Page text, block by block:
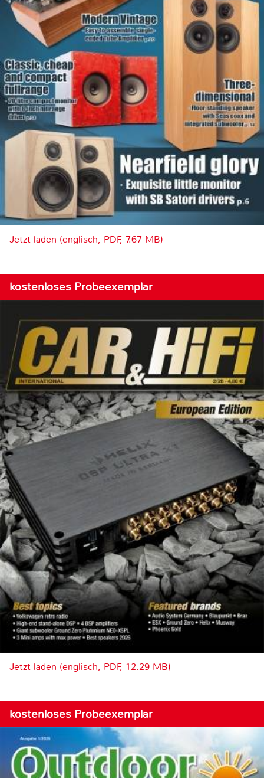
Jetzt laden (englisch, PDF, 7.67 MB)
kostenloses Probeexemplar
Jetzt laden (englisch, PDF, 12.29 MB)
kostenloses Probeexemplar